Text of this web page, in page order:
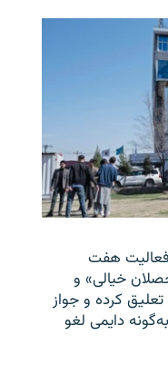
فعالیت هفت
خیالی» و
کرده و جواز
دایمی لغو